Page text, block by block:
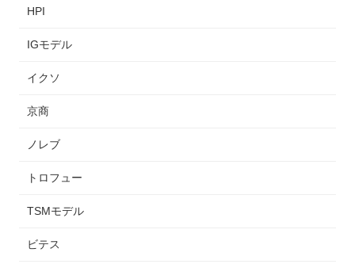
HPI
IGモデル
イクソ
京商
ノレブ
トロフュー
TSMモデル
ビテス